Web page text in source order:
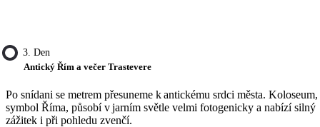
3. Den
Antický Řím a večer Trastevere
Po snídani se metrem přesuneme k antickému srdci města. Koloseum,
symbol Říma, působí v jarním světle velmi fotogenicky a nabízí silný
zážitek i při pohledu zvenčí.